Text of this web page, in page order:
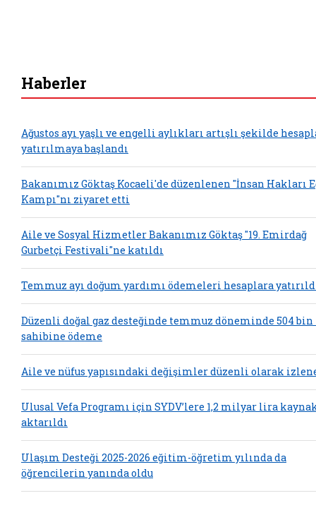
Haberler
Ağustos ayı yaşlı ve engelli aylıkları artışlı şekilde
yatırılmaya başlandı
Bakanımız Göktaş Kocaeli'de düzenlenen "İnsan Hakları
Kampı"nı ziyaret etti
Aile ve Sosyal Hizmetler Bakanımız Göktaş "19. Emirdağ
Gurbetçi Festivali"ne katıldı
Temmuz ayı doğum yardımı ödemeleri hesaplara
Düzenli doğal gaz desteğinde temmuz döneminde 504
sahibine ödeme
Aile ve nüfus yapısındaki değişimler düzenli olarak
Ulusal Vefa Programı için SYDV’lere 1,2 milyar lira
aktarıldı
Ulaşım Desteği 2025-2026 eğitim-öğretim yılında da
öğrencilerin yanında oldu